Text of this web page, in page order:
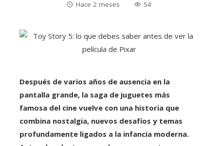
Hace 2 meses
54
Después de varios años de ausencia en la
pantalla grande, la saga de juguetes más
famosa del cine vuelve con una historia que
combina nostalgia, nuevos desafíos y temas
profundamente ligados a la infancia moderna.